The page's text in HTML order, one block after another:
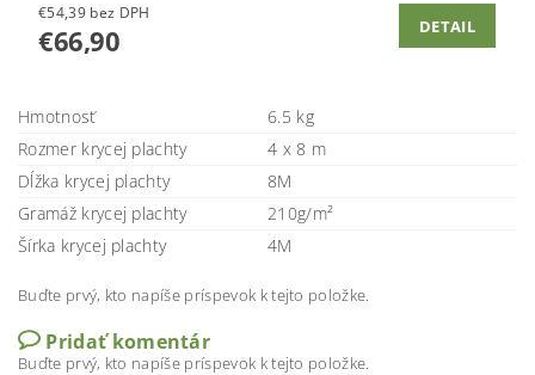
€54,39 bez DPH
€66,90 DETAIL
Hmotnosť
6.5 kg
Rozmer krycej plachty
4 x 8 m
Dĺžka krycej plachty
8M
Gramáž krycej plachty
210g/m²
Šírka krycej plachty
4M
Buďte prvý, kto napíše príspevok k tejto položke.
Pridať komentár
Buďte prvý, kto napíše príspevok k tejto položke.